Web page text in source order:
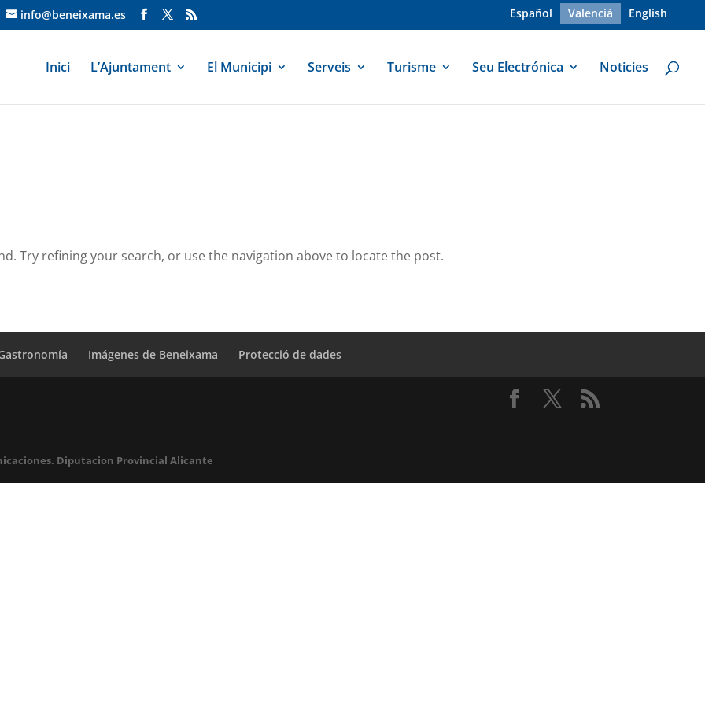
info@beneixama.es Español Valencià English
Inici L’Ajuntament El Municipi Serveis Turisme Seu Electrónica Noticies
Try refining your search, or use the navigation above to locate the post.
Imágenes de Beneixama Protecció de dades
Diputacion Provincial Alicante